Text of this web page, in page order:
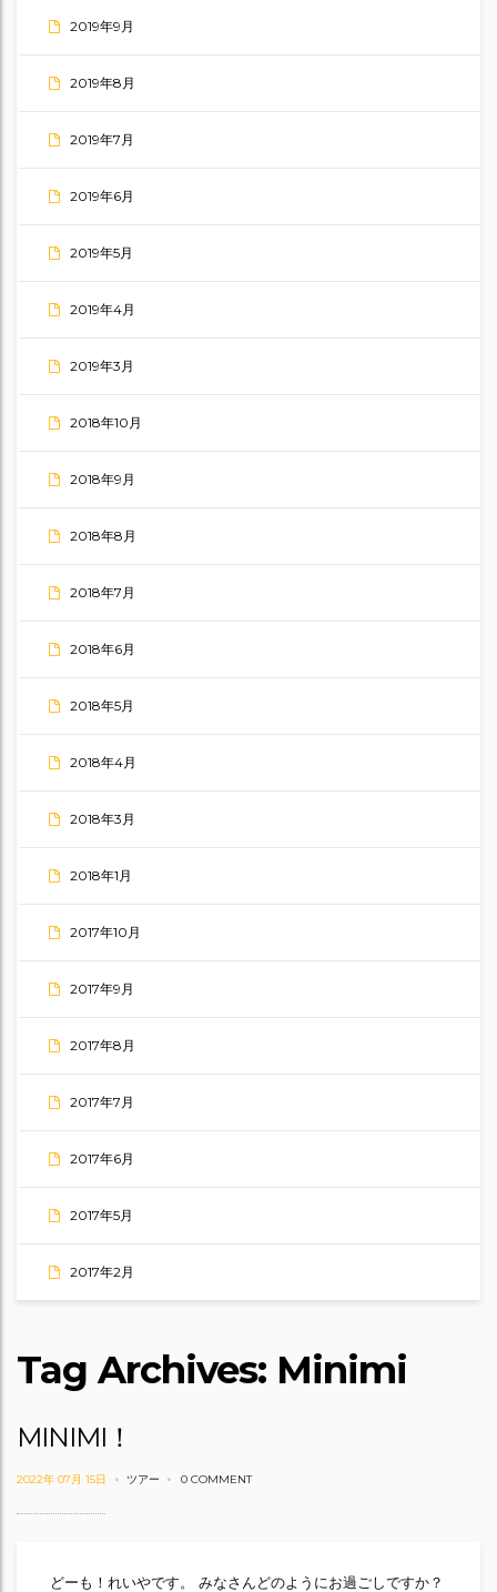
2019年9月
2019年8月
2019年7月
2019年6月
2019年5月
2019年4月
2019年3月
2018年10月
2018年9月
2018年8月
2018年7月
2018年6月
2018年5月
2018年4月
2018年3月
2018年1月
2017年10月
2017年9月
2017年8月
2017年7月
2017年6月
2017年5月
2017年2月
Tag Archives: Minimi
MINIMI！
2022年 07月 15日 ツアー 0 COMMENT
どーも！れいやです。 みなさんどのようにお過ごしですか？